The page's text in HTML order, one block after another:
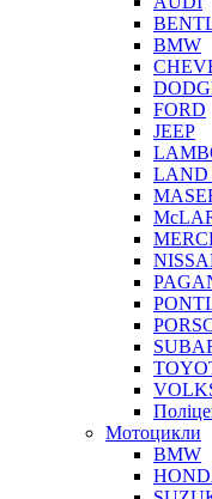
BMW
FORD
JEEP
LAND
Мотоцикли
BMW